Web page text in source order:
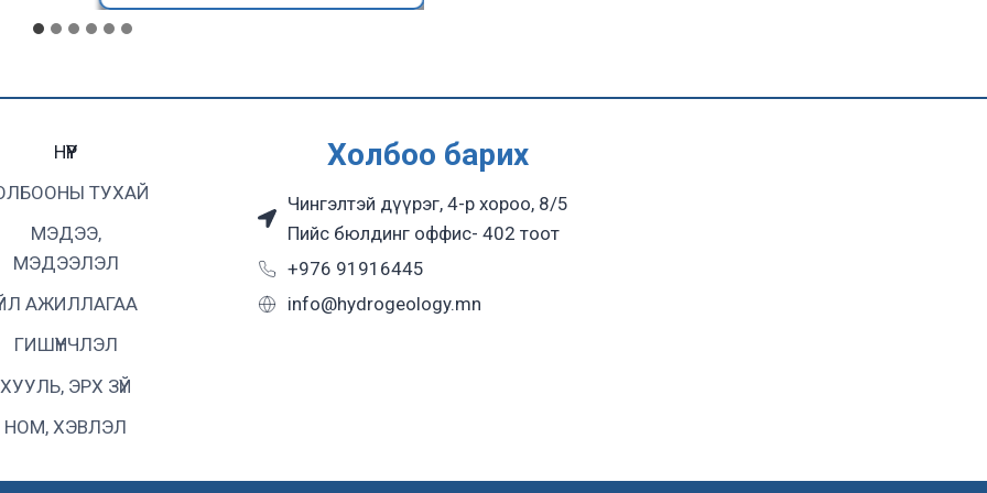
НҮҮР
ТУХАЙ
МЭДЭЭ,
МЭДЭЭЛЭЛ
АЖИЛЛАГАА
ГИШҮҮНЧЛЭЛ
ХУУЛЬ, ЭРХ ЗҮЙ
НОМ, ХЭВЛЭЛ
Холбоо барих
Чингэлтэй дүүрэг, 4-р хороо, 8/5
Пийс бюлдинг оффис- 402 тоот
+976 91916445
info@hydrogeology.mn